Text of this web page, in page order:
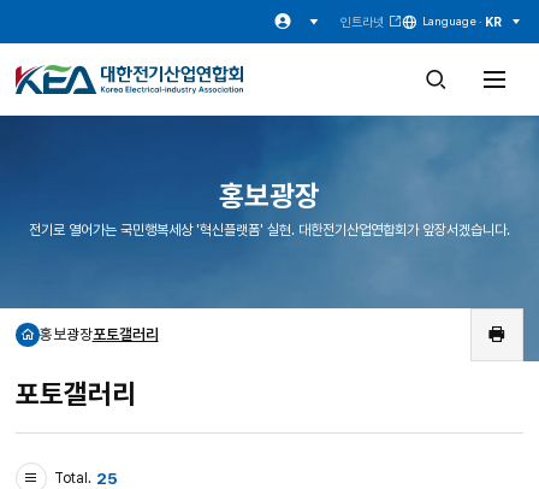
인트라넷 Language · KR
검
전
홍보광장
전기로 열어가는 국민행복세상 '혁신플랫폼' 실현. 대한전기산업연합회가 앞장서겠습니다.
홈홍보광장포토갤러리
인
쇄
포토갤러리
Total. 25